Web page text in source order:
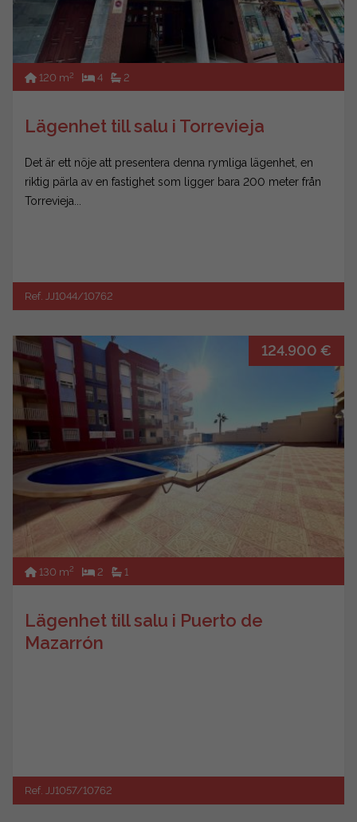
120 m2 4 2
Lägenhet till salu i Torrevieja
Det är ett nöje att presentera denna rymliga lägenhet, en
riktig pärla av en fastighet som ligger bara 200 meter från
Torrevieja...
Ref. JJ1044/10762
124.900 €
130 m2 2 1
Lägenhet till salu i Puerto de
Mazarrón
Ref. JJ1057/10762